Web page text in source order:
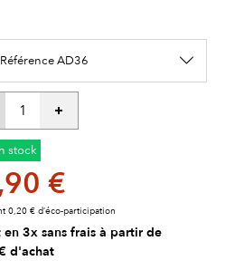
AD36
stock
€
0,20 € d’éco-participation
3x sans frais à partir de
d'achat